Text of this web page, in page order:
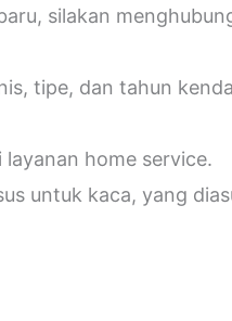
silakan
tipe, dan tahun
home service.
untuk kaca, yang